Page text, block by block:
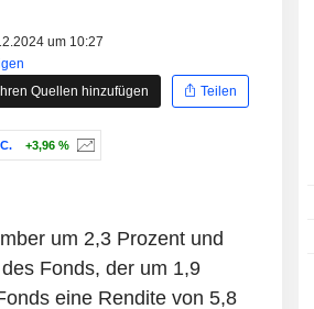
um 10:27
Quellen hinzufügen
Teilen
+3,96 %
um 2,3 Prozent und
Fonds, der um 1,9
eine Rendite von 5,8